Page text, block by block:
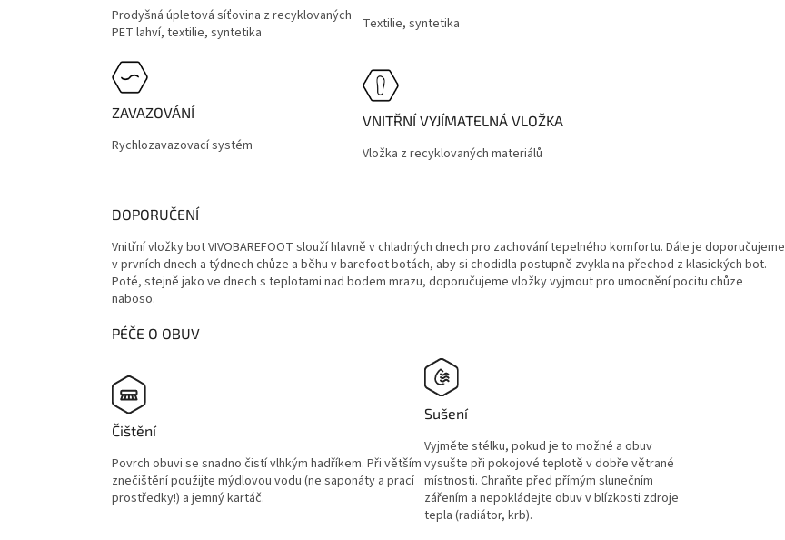
Prodyšná úpletová síťovina z recyklovaných
PET lahví, textilie, syntetika
Textilie, syntetika
ZAVAZOVÁNÍ
Rychlozavazovací systém
VNITŘNÍ VYJÍMATELNÁ VLOŽKA
Vložka z recyklovaných materiálů
DOPORUČENÍ
Vnitřní vložky bot VIVOBAREFOOT slouží hlavně v chladných dnech pro zachování tepelného komfortu. Dále je doporučujeme
v prvních dnech a týdnech chůze a běhu v barefoot botách, aby si chodidla postupně zvykla na přechod z klasických bot.
Poté, stejně jako ve dnech s teplotami nad bodem mrazu, doporučujeme vložky vyjmout pro umocnění pocitu chůze
naboso.
PÉČE O OBUV
Čištění
Povrch obuvi se snadno čistí vlhkým hadříkem. Při větším
znečištění použijte mýdlovou vodu (ne saponáty a prací
prostředky!) a jemný kartáč.
Sušení
Vyjměte stélku, pokud je to možné a obuv
vysušte při pokojové teplotě v dobře větrané
místnosti. Chraňte před přímým slunečním
zářením a nepokládejte obuv v blízkosti zdroje
tepla (radiátor, krb).